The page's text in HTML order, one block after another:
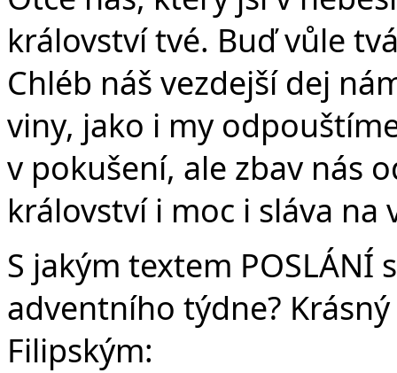
království tvé. Buď vůle
Chléb náš vezdejší dej
viny, jako i my
v pokušení, ale zbav nás
království i moc i sláva na
S jakým textem
adventního týdne?
Filipským: